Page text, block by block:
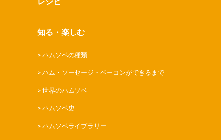
レシピ
知る・楽しむ
ハムソベの種類
ハム・ソーセージ・ベーコンができるまで
世界のハムソベ
ハムソベ史
ハムソベライブラリー